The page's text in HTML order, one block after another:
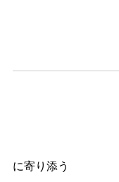
に寄り添う